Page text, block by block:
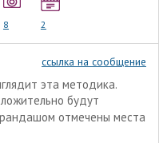
8 2
ссылка на сообщение
эта методика.
будут
отмечены места